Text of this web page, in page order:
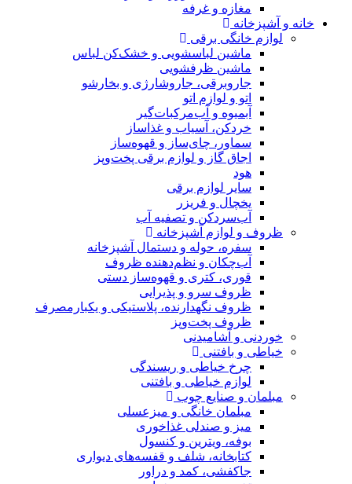
مغازه و غرفه
خانه و آشپزخانه
لوازم خانگی برقی
ماشین لباسشویی و خشک‌کن لباس
ماشین ظرفشویی
جاروبرقی، جاروشارژی و بخارشو
اتو و لوازم اتو
آبمیوه و آب‌مرکبات‌گیر
خردکن، آسیاب و غذاساز
سماور، چای‌ساز و قهوه‌ساز
اجاق گاز و لوازم برقی پخت‌وپز
هود
سایر لوازم برقی
یخچال و فریزر
آب‌سردکن و تصفیه آب
ظروف و لوازم آشپزخانه
سفره، حوله و دستمال آشپزخانه
آب‌چکان و نظم‌دهنده ظروف
قوری، کتری و قهوه‌ساز دستی
ظروف سرو و پذیرایی
ظروف نگهدارنده، پلاستیکی و یکبارمصرف
ظروف پخت‌وپز
خوردنی و آشامیدنی
خیاطی و بافتنی
چرخ خیاطی و ریسندگی
لوازم خیاطی و بافتنی
مبلمان و صنایع چوب
مبلمان خانگی و میزعسلی
میز و صندلی غذاخوری
بوفه، ویترین و کنسول
کتابخانه، شلف و قفسه‌های دیواری
جاکفشی، کمد و دراور